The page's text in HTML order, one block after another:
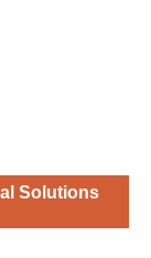
Solutions